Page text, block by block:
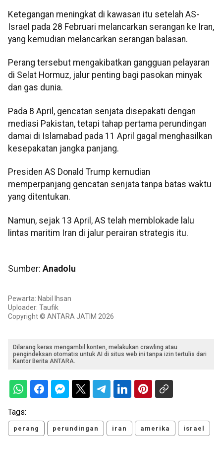
Ketegangan meningkat di kawasan itu setelah AS-
Israel pada 28 Februari melancarkan serangan ke Iran,
yang kemudian melancarkan serangan balasan.
Perang tersebut mengakibatkan gangguan pelayaran
di Selat Hormuz, jalur penting bagi pasokan minyak
dan gas dunia.
Pada 8 April, gencatan senjata disepakati dengan
mediasi Pakistan, tetapi tahap pertama perundingan
damai di Islamabad pada 11 April gagal menghasilkan
kesepakatan jangka panjang.
Presiden AS Donald Trump kemudian
memperpanjang gencatan senjata tanpa batas waktu
yang ditentukan.
Namun, sejak 13 April, AS telah memblokade lalu
lintas maritim Iran di jalur perairan strategis itu.
Sumber: Anadolu
Pewarta: Nabil Ihsan
Uploader: Taufik
Copyright © ANTARA JATIM 2026
Dilarang keras mengambil konten, melakukan crawling atau
pengindeksan otomatis untuk AI di situs web ini tanpa izin tertulis dari
Kantor Berita ANTARA.
Tags:
perang perundingan iran amerika israel